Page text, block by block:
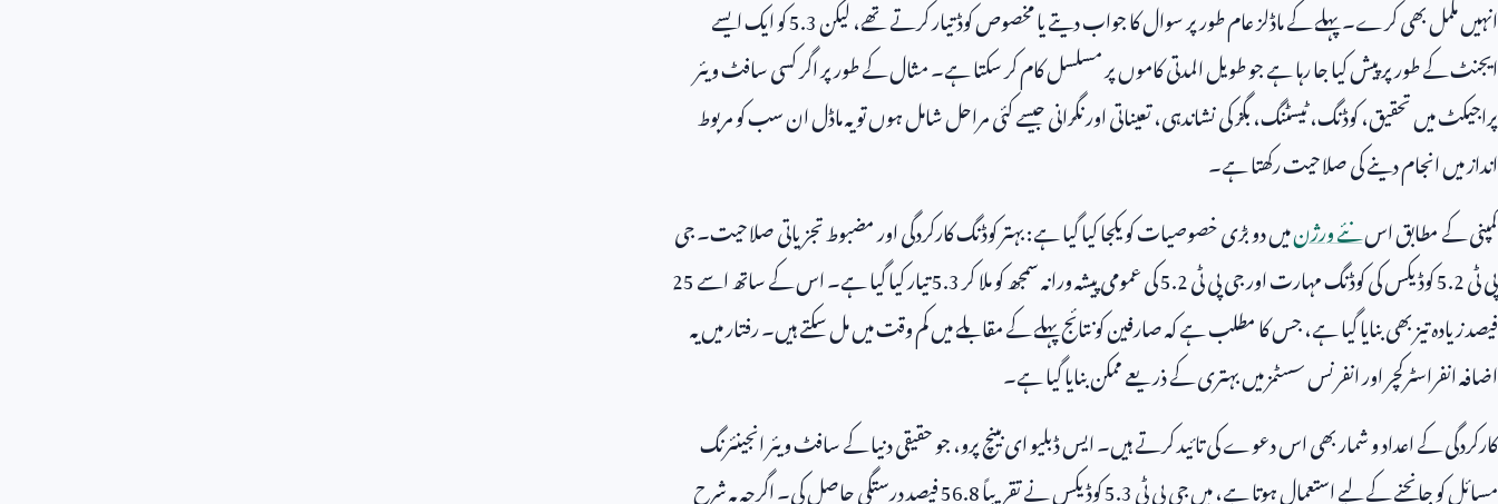
انہیں مکمل بھی کرے۔ پہلے کے ماڈلز عام طور پر سوال کا جواب دیتے یا مخصوص کوڈ تیار کرتے تھے، لیکن5.3کو ایک ایسے
ایجنٹ کے طور پر پیش کیا جا رہا ہے جو طویل المدتی کاموں پر مسلسل کام کر سکتا ہے۔ مثال کے طور پر اگر کسی سافٹ ویئر
پراجیکٹ میں تحقیق، کوڈنگ، ٹیسٹنگ، بگز کی نشاندہی، تعیناتی اور نگرانی جیسے کئی مراحل شامل ہوں تو یہ ماڈل ان سب کو مربوط
انداز میں انجام دینے کی صلاحیت رکھتا ہے۔
کمپنی کے مطابق اسنئے ورژنمیں دو بڑی خصوصیات کو یکجا کیا گیا ہے: بہتر کوڈنگ کارکردگی اور مضبوط تجزیاتی صلاحیت۔ جی
پی ٹی5.2کوڈیکس کی کوڈنگ مہارت اور جی پی ٹی5.2کی عمومی پیشہ ورانہ سمجھ کو ملا کر5.3تیار کیا گیا ہے۔ اس کے ساتھ اسے25
فیصد زیادہ تیز بھی بنایا گیا ہے، جس کا مطلب ہے کہ صارفین کو نتائج پہلے کے مقابلے میں کم وقت میں مل سکتے ہیں۔ رفتار میں یہ
اضافہ انفراسٹرکچر اور انفرنس سسٹمز میں بہتری کے ذریعے ممکن بنایا گیا ہے۔
کارکردگی کے اعداد و شمار بھی اس دعوے کی تائید کرتے ہیں۔ ایس ڈبلیو ای بینچ پرو، جو حقیقی دنیا کے سافٹ ویئر انجینئرنگ
مسائل کو جانچنے کے لیے استعمال ہوتا ہے، میں جی پی ٹی5.3کوڈیکس نے تقریباً56.8فیصد درستگی حاصل کی۔ اگرچہ یہ شرح